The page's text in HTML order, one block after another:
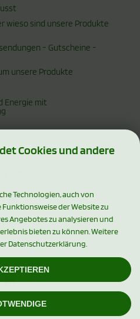
wieso sind unsere Produkte
- Gutscheine -
unsere Produkte
Energie mit
Cookies und andere
Technologien, auch von
der Website zu
Angebotes zu analysieren und
bieten zu können. Weitere
Datenschutzerklärung.